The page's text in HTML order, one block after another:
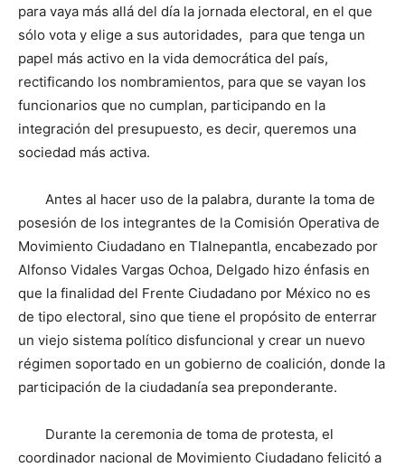
para vaya más allá del día la jornada electoral, en el que
sólo vota y elige a sus autoridades, para que tenga un
papel más activo en la vida democrática del país,
rectificando los nombramientos, para que se vayan los
funcionarios que no cumplan, participando en la
integración del presupuesto, es decir, queremos una
sociedad más activa.
Antes al hacer uso de la palabra, durante la toma de
posesión de los integrantes de la Comisión Operativa de
Movimiento Ciudadano en Tlalnepantla, encabezado por
Alfonso Vidales Vargas Ochoa, Delgado hizo énfasis en
que la finalidad del Frente Ciudadano por México no es
de tipo electoral, sino que tiene el propósito de enterrar
un viejo sistema político disfuncional y crear un nuevo
régimen soportado en un gobierno de coalición, donde la
participación de la ciudadanía sea preponderante.
Durante la ceremonia de toma de protesta, el
coordinador nacional de Movimiento Ciudadano felicitó a